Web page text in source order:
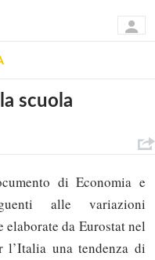
scuola
di Economia e
alle variazioni
elaborate da Eurostat nel
l’Italia una tendenza di